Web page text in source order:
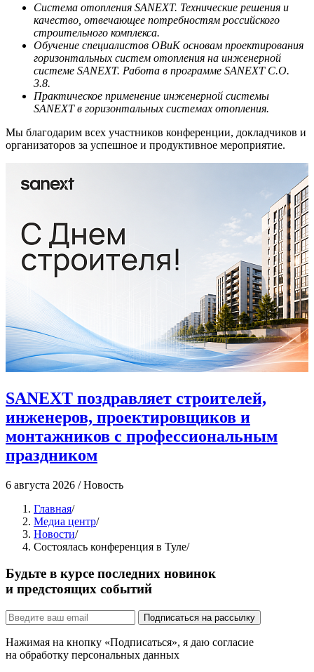
Система отопления SANEXT. Технические решения и
качество, отвечающее потребностям российского
строительного комплекса.
Обучение специалистов ОВиК основам проектирования
горизонтальных систем отопления на инженерной
системе SANEXT. Работа в программе SANEXT C.O.
3.8.
Практическое применение инженерной системы
SANEXT в горизонтальных системах отопления.
Мы благодарим всех участников конференции, докладчиков и
организаторов за успешное и продуктивное мероприятие.
SANEXT поздравляет строителей,
инженеров, проектировщиков и
монтажников с профессиональным
праздником
6 августа 2026 / Новость
Главная/
Медиа центр/
Новости/
Состоялась конференция в Туле/
Будьте в курсе последних новинок
и предстоящих событий
Подписаться на рассылку
Нажимая на кнопку «Подписаться», я даю согласие
на обработку персональных данных